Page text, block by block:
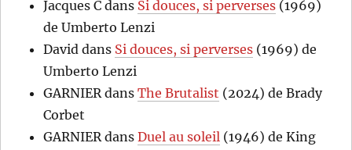
Jacques C dans Si douces, si perverses (1969)
de Umberto Lenzi
David dans Si douces, si perverses (1969) de
Umberto Lenzi
GARNIERdansThe Brutalist (2024) de Brady
Corbet
GARNIERdansDuel au soleil (1946) de King